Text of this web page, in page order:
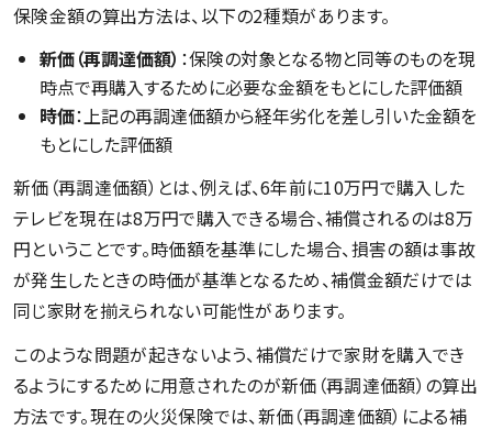
保険金額の算出方法は、以下の2種類があります。
新価（再調達価額） ：保険の対象となる物と同等のものを現
時点で再購入するために必要な金額をもとにした評価額
時価：上記の再調達価額から経年劣化を差し引いた金額を
もとにした評価額
新価（再調達価額）とは、例えば、6年前に10万円で購入した
テレビを現在は8万円で購入できる場合、補償されるのは8万
円ということです。時価額を基準にした場合、損害の額は事故
が発生したときの時価が基準となるため、補償金額だけでは
同じ家財を揃えられない可能性があります。
このような問題が起きないよう、補償だけで家財を購入でき
るようにするために用意されたのが新価（再調達価額）の算出
方法です。現在の火災保険では、新価（再調達価額）による補